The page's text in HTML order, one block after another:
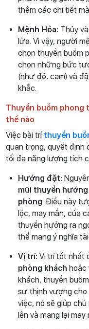
thêm các chi tiết
Mệnh Hỏa: Thủy
lửa. Vì vậy, người
chọn thuyền buồm
chọn những bức
(như đỏ, cam) và
khắc.
Thuyền buồm phong
thế nào
Việc bài tríthuyền
quan trọng, quyết định
tối đa năng lượng tích
Hướng đặt:
mũi thuyền
phòng. Điều này
lộc, may mắn, của
thuyền hướng ra
thể mang ý nghĩa
Vị trí: Vị trí tốt nhất
phòng khách hoặc
khách, thuyền
sự thịnh vượng cho
việc, nó sẽ giúp
lên và mang lại